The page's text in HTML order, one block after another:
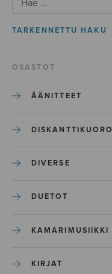
TARKENNETTU HAKU
OSASTOT
ÄÄNITTEET
DISKANTTIKUORO
DIVERSE
DUETOT
KAMARIMUSIIKKI
KIRJAT